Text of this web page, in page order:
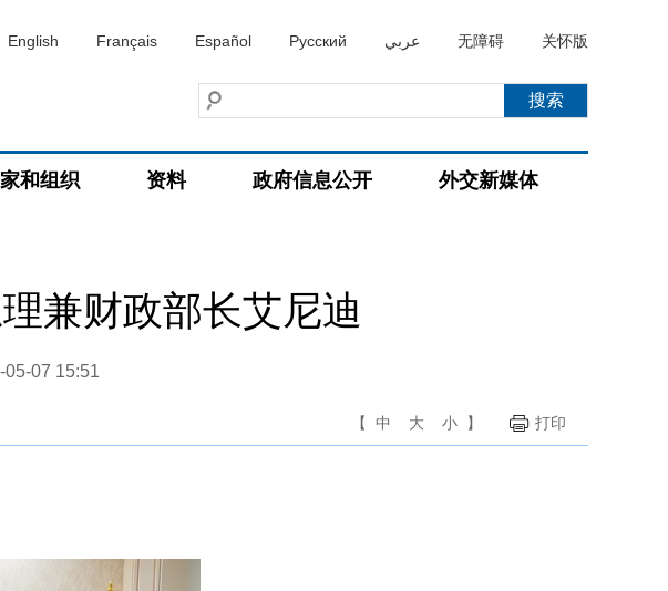
English Français Español Русский عربي 无障碍 关怀版
和组织 资料 政府信息公开 外交新媒体
兼财政部长艾尼迪
05-07 15:51
【 中 大 小 】 打印